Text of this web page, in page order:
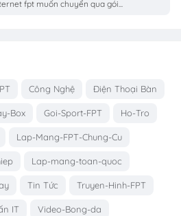
fpt muốn chuyển qua gói...
Công Nghệ Điện Thoại Bàn
Box Goi-Sport-FPT Ho-Tro
Lap-Mang-FPT-Chung-Cu
Lap-mang-toan-quoc
Tin Tức Truyen-Hinh-FPT
IT Video-Bong-da